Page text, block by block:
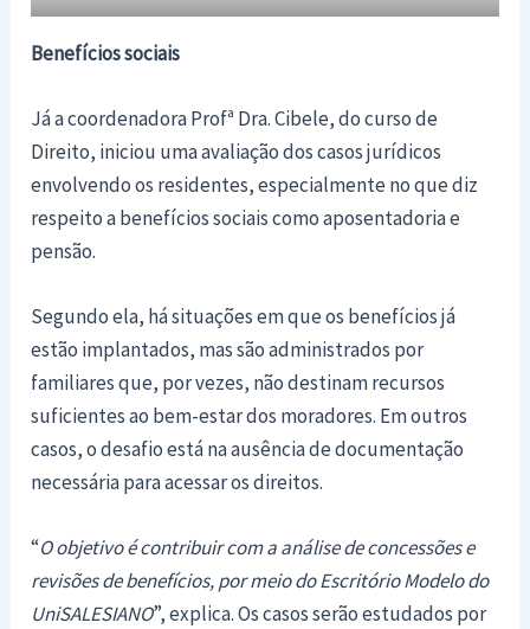
Benefícios sociais
Já a coordenadora Profª Dra. Cibele, do curso de
Direito, iniciou uma avaliação dos casos jurídicos
envolvendo os residentes, especialmente no que diz
respeito a benefícios sociais como aposentadoria e
pensão.
Segundo ela, há situações em que os benefícios já
estão implantados, mas são administrados por
familiares que, por vezes, não destinam recursos
suficientes ao bem-estar dos moradores. Em outros
casos, o desafio está na ausência de documentação
necessária para acessar os direitos.
“O objetivo é contribuir com a análise de concessões e
revisões de benefícios, por meio do Escritório Modelo do
UniSALESIANO”, explica. Os casos serão estudados por